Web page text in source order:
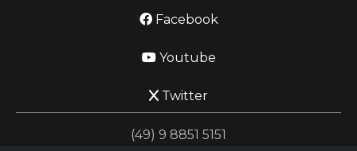
Facebook
Youtube
Twitter
(49) 9 8851 5151